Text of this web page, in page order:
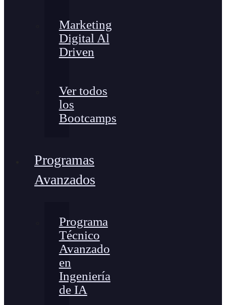
Marketing
Digital Al
Driven
Ver todos
los
Bootcamps
Programas
Avanzados
Programa
Técnico
Avanzado
en
Ingeniería
de IA